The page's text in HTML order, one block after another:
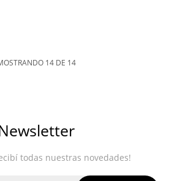
14DE 14
todas nuestras novedades!